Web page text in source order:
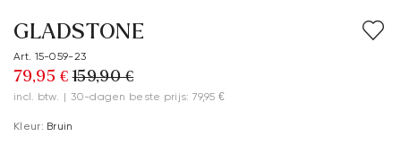
GLADSTONE
Art. 15-059-23
79,95 € 159,90 €
incl. btw. | 30-dagen beste prijs: 79,95 €
Kleur: Bruin